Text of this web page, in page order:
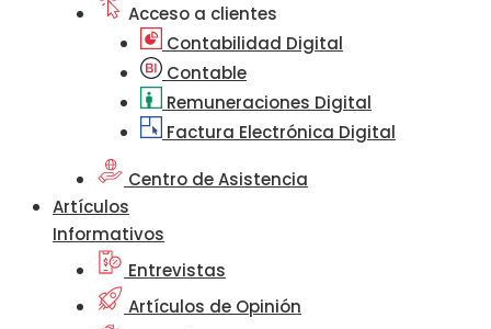
Acceso a clientes
Contabilidad Digital
Contable
Remuneraciones Digital
Factura Electrónica Digital
Centro de Asistencia
Artículos
Informativos
Entrevistas
Artículos de Opinión